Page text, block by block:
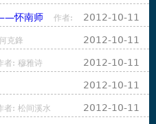
2012-10-11
怀南师 作者:
2012-10-11
克鋒
2012-10-11
者: 穆雅诗
2012-10-11
2012-10-11
者: 松间溪水